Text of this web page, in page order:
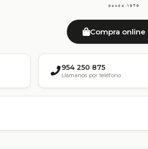
Compra online
954 250 875
Llámanos por teléfono